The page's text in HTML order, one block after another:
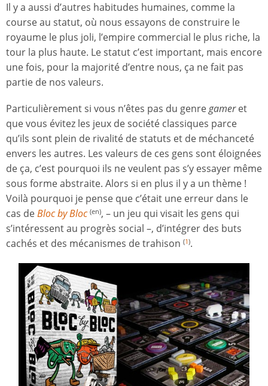
Il y a aussi d’autres habitudes humaines, comme la
course au statut, où nous essayons de construire le
royaume le plus joli, l’empire commercial le plus riche, la
tour la plus haute. Le statut c’est important, mais encore
une fois, pour la majorité d’entre nous, ça ne fait pas
partie de nos valeurs.
Particulièrement si vous n’êtes pas du genregameret
que vous évitez les jeux de société classiques parce
qu’ils sont plein de rivalité de statuts et de méchanceté
envers les autres. Les valeurs de ces gens sont éloignées
de ça, c’est pourquoi ils ne veulent pas s’y essayer même
sous forme abstraite. Alors si en plus il y a un thème !
Voilà pourquoi je pense que c’était une erreur dans le
cas deBloc by Bloc (en), – un jeu qui visait les gens qui
s’intéressent au progrès social –, d’intégrer des buts
cachés et des mécanismes de trahison (1).